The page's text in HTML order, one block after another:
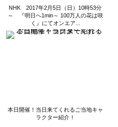
NHK 2017年2月5日（日）10時53分
～ 『明日へ1min～ 100万人の花は咲
く』にてオンエア...
本日開催！当日来てくれるご当地キャ
ラクター紹介！